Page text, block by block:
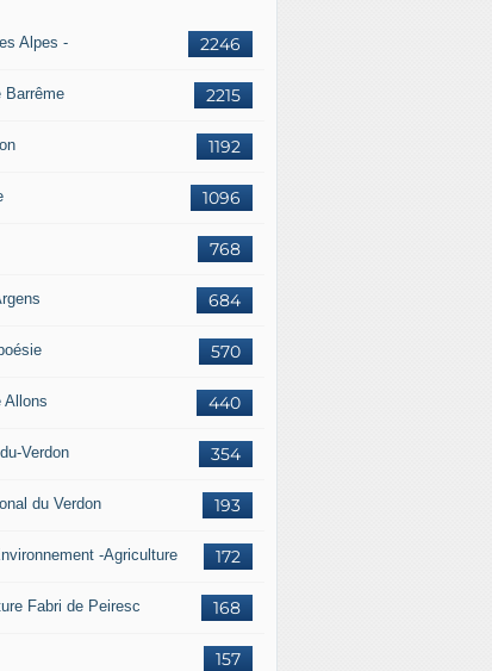
2246
Alpes -
2215
Barrême
1192
1096
768
684
570
440
Allons
354
Verdon
193
du Verdon
172
-Agriculture
168
Fabri de Peiresc
157